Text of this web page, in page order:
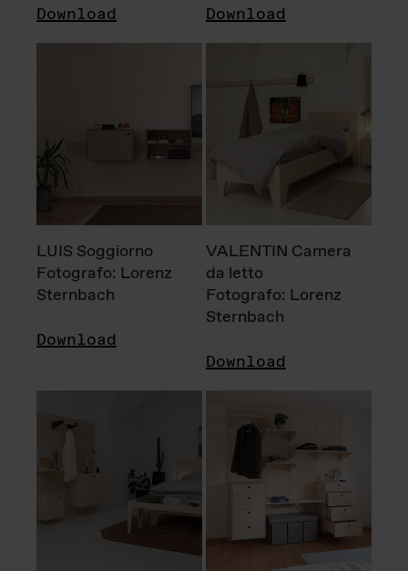
Download Download
LUIS Soggiorno
Fotografo: Lorenz
Sternbach
Download
VALENTIN Camera
da letto
Fotografo: Lorenz
Sternbach
Download